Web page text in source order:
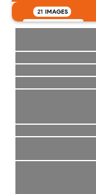
21 IMAGES